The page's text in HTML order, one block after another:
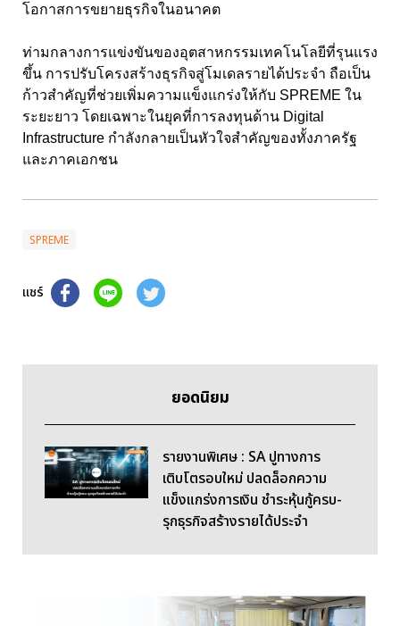
โอกาสการขยายธุรกิจในอนาคต
ท่ามกลางการแข่งขันของอุตสาหกรรมเทคโนโลยีที่รุนแรง
ขึ้น การปรับโครงสร้างธุรกิจสู่โมเดลรายได้ประจำ ถือเป็น
ก้าวสำคัญที่ช่วยเพิ่มความแข็งแกร่งให้กับ SPREME ใน
ระยะยาว โดยเฉพาะในยุคที่การลงทุนด้าน Digital
Infrastructure กำลังกลายเป็นหัวใจสำคัญของทั้งภาครัฐ
และภาคเอกชน
SPREME
แชร์
ยอดนิยม
รายงานพิเศษ : SA ปูทางการ
เติบโตรอบใหม่ ปลดล็อกความ
แข็งแกร่งการเงิน ชำระหุ้นกู้ครบ-
รุกธุรกิจสร้างรายได้ประจำ